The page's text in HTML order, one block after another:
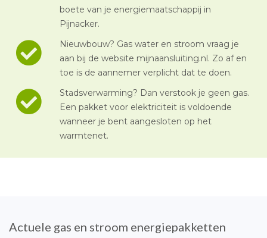
boete van je energiemaatschappij in
Pijnacker.
Nieuwbouw? Gas water en stroom vraag je
aan bij de website mijnaansluiting.nl. Zo af en
toe is de aannemer verplicht dat te doen.
Stadsverwarming? Dan verstook je geen gas.
Een pakket voor elektriciteit is voldoende
wanneer je bent aangesloten op het
warmtenet.
Actuele gas en stroom energiepakketten